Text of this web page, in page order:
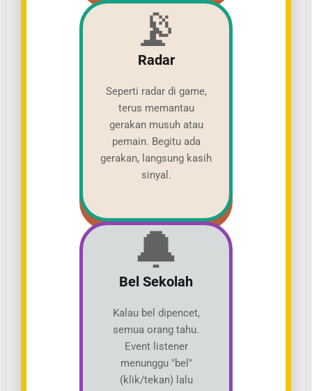
📡
Radar
Seperti radar di game,
terus memantau
gerakan musuh atau
pemain. Begitu ada
gerakan, langsung kasih
sinyal.
🔔
Bel Sekolah
Kalau bel dipencet,
semua orang tahu.
Event listener
menunggu "bel"
(klik/tekan) lalu